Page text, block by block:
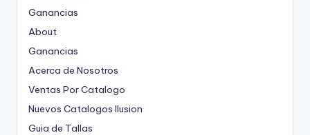
Ganancias
About
Ganancias
Acerca de Nosotros
Ventas Por Catalogo
Nuevos Catalogos Ilusion
Guia de Tallas